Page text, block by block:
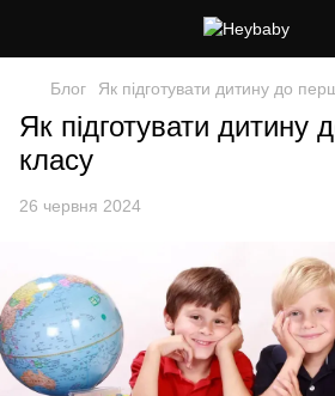
Блог Як підготувати дитину до
Як підготувати дитину
класу
26 червня 2024